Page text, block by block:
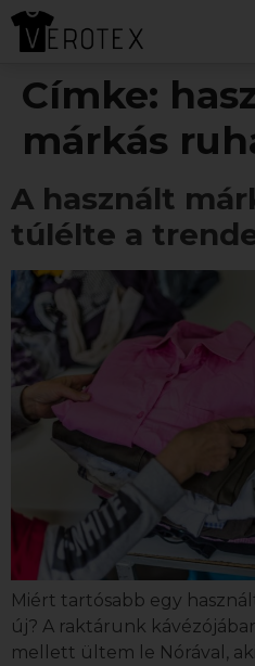
Címke:
márkás
A használt
túlélte a
Miért tartósabb egy
új? A raktárunk
mellett ültem le Nórával,